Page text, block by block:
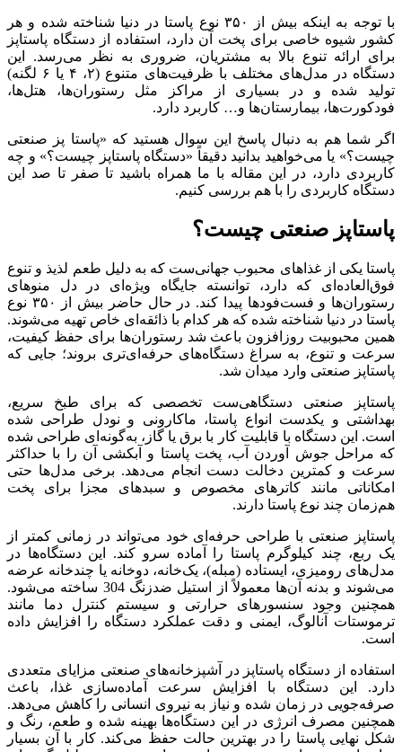
با توجه به اینکه بیش از ۳۵۰ نوع پاستا در دنیا شناخته شده و هر
کشور شیوه خاصی برای پخت آن دارد، استفاده از دستگاه پاستاپز
برای ارائه تنوع بالا به مشتریان، ضروری به نظر می‌رسد. این
دستگاه در مدل‌های مختلف با ظرفیت‌های متنوع (۲، ۴ یا ۶ لگنه)
تولید شده و در بسیاری از مراکز مثل رستوران‌ها، هتل‌ها،
فودکورت‌ها، بیمارستان‌ها و… کاربرد دارد.
اگر شما هم به دنبال پاسخ این سوال هستید که «پاستا پز صنعتی
چیست؟» یا می‌خواهید بدانید دقیقاً «دستگاه پاستاپز چیست؟» و چه
کاربردی دارد، در این مقاله با ما همراه باشید تا صفر تا صد این
دستگاه کاربردی را با هم بررسی کنیم.
پاستاپز صنعتی چیست؟
پاستا یکی از غذاهای محبوب جهانی‌ست که به دلیل طعم لذیذ و تنوع
فوق‌العاده‌ای که دارد، توانسته جایگاه ویژه‌ای در دل منوهای
رستوران‌ها و فست‌فودها پیدا کند. در حال حاضر بیش از ۳۵۰ نوع
پاستا در دنیا شناخته شده که هر کدام با ذائقه‌ای خاص تهیه می‌شوند.
همین محبوبیت روزافزون باعث شد رستوران‌ها برای حفظ کیفیت،
سرعت و تنوع، به سراغ دستگاه‌های حرفه‌ای‌تری بروند؛ جایی که
پاستاپز صنعتی وارد میدان شد.
پاستاپز صنعتی دستگاهی‌ست تخصصی که برای طبخ سریع،
بهداشتی و یکدست انواع پاستا، ماکارونی و نودل طراحی شده
است. این دستگاه با قابلیت کار با برق یا گاز، به‌گونه‌ای طراحی شده
که مراحل جوش آوردن آب، پخت پاستا و آبکشی آن را با حداکثر
سرعت و کمترین دخالت دست انجام می‌دهد. برخی مدل‌ها حتی
امکاناتی مانند کاترهای مخصوص و سبدهای مجزا برای پخت
هم‌زمان چند نوع پاستا دارند.
پاستاپز صنعتی با طراحی حرفه‌ای خود می‌تواند در زمانی کمتر از
یک ربع، چند کیلوگرم پاستا را آماده سرو کند. این دستگاه‌ها در
مدل‌های رومیزی، ایستاده (مبله)، یک‌خانه، دوخانه یا چندخانه عرضه
می‌شوند و بدنه آن‌ها معمولاً از استیل ضدزنگ 304 ساخته می‌شود.
همچنین وجود سنسورهای حرارتی و سیستم کنترل دما مانند
ترموستات آنالوگ، ایمنی و دقت عملکرد دستگاه را افزایش داده
است.
استفاده از دستگاه پاستاپز در آشپزخانه‌های صنعتی مزایای متعددی
دارد. این دستگاه با افزایش سرعت آماده‌سازی غذا، باعث
صرفه‌جویی در زمان شده و نیاز به نیروی انسانی را کاهش می‌دهد.
همچنین مصرف انرژی در این دستگاه‌ها بهینه شده و طعم، رنگ و
شکل نهایی پاستا را در بهترین حالت حفظ می‌کند. کار با آن بسیار